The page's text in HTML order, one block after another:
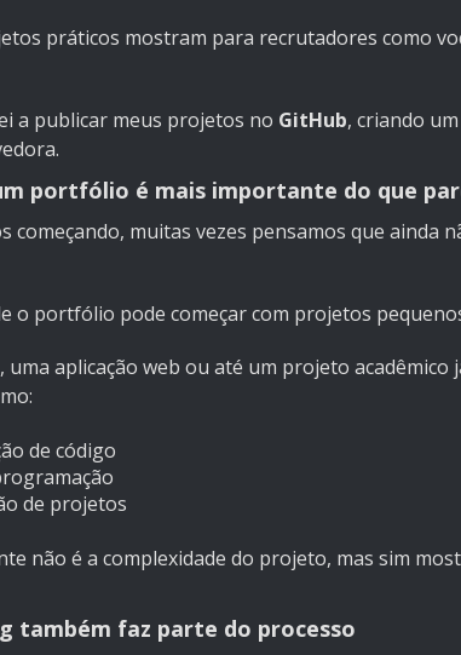
práticos mostram para recrutadores como
a publicar meus projetos no GitHub, criando
portfólio é mais importante do que
começando, muitas vezes pensamos que ainda
o portfólio pode começar com projetos
uma aplicação web ou até um projeto
de código
de projetos
não é a complexidade do projeto, mas sim
também faz parte do processo